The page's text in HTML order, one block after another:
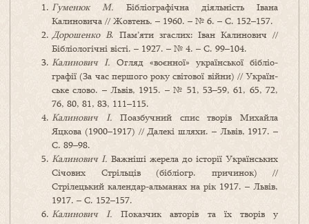
Гуменюк М. Бібліографічна діяльність Івана
Калиновича // Жовтень. – 1960. – № 6. – С. 152–157.
Дорошенко В. Пам’яти згаслих: Іван Калинович //
Бібліологічні вісті. – 1927. – № 4. – С. 99–104.
Калинович I. Огляд «воєнної» української бібліо­
графії (За час першого року світової війни) // Україн­
ське слово. – Львів, 1915. – № 51, 53–59, 61, 65, 72,
76, 80, 81, 83, 111–115.
Калинович I. Поазбучний спис творів Михайла
Яцкова (1900–1917) // Далекі шляхи. – Львів, 1917. –
С. 89–98.
Калинович I. Важніші жерела до історії Україн­ських
Січових Стрільців (бібліогр. причинок) //
Стрілецький календар-альманах на рік 1917. – Львів,
1917. – С. 152–157.
Калинович I. Показчик авторів та їх творів у